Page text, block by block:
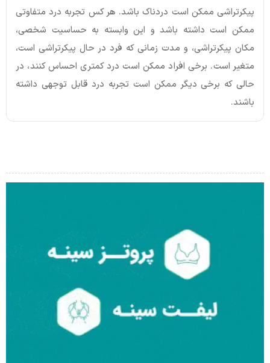
پیکرتراشی ممکن است دردناک باشد. هر کس تجربه درد متفاوتی
ممکن است داشته باشد و این وابسته به حساسیت شخصی،
مکان پیکرتراشی، و مدت زمانی که فرد در حال پیکرتراشی است،
متغیر است. برخی افراد ممکن است درد کمتری احساس کنند، در
حالی که برخی دیگر ممکن است تجربه درد قابل توجهی داشته
باشند.